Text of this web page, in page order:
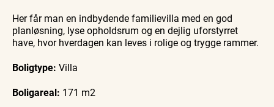
Her får man en indbydende familievilla med en god
planløsning, lyse opholdsrum og en dejlig uforstyrret
have, hvor hverdagen kan leves i rolige og trygge rammer.
Boligtype: Villa
Boligareal: 171 m2